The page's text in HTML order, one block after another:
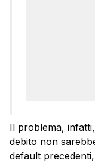
Il problema,
debito non
default